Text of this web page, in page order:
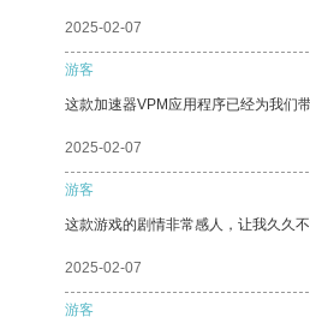
2025-02-07
游客
这款加速器VPM应用程序已经为我们
2025-02-07
游客
这款游戏的剧情非常感人，让我久久不
2025-02-07
游客